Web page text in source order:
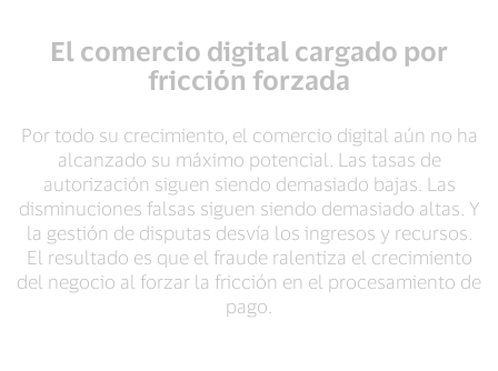
El comercio digital cargado por
fricción forzada
Por todo su crecimiento, el comercio digital aún no ha
alcanzado su máximo potencial. Las tasas de
autorización siguen siendo demasiado bajas. Las
disminuciones falsas siguen siendo demasiado altas. Y
la gestión de disputas desvía los ingresos y recursos.
El resultado es que el fraude ralentiza el crecimiento
del negocio al forzar la fricción en el procesamiento de
pago.